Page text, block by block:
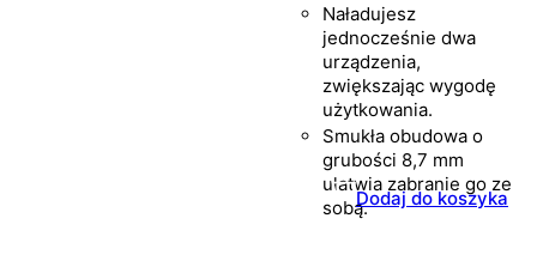
Naładujesz
jednocześnie dwa
urządzenia,
zwiększając wygodę
użytkowania.
Smukła obudowa o
grubości 8,7 mm
ułatwia zabranie go ze
sobą.Dodaj do koszyka